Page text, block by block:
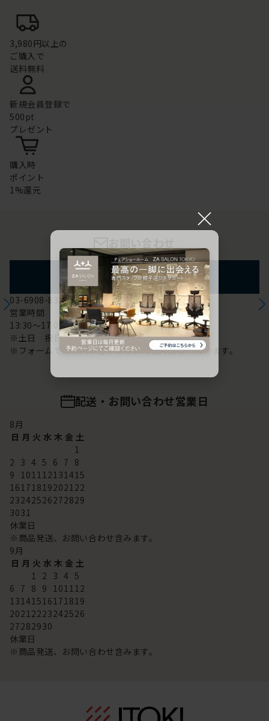
3,980円以上の
ご購入で
送料無料
新規会員登録で
500pt
プレゼント
購入時
ポイント
1%還元
フォームからのお問い合わせ
03-6908-8370
営業時間
13:30～17:00
※土日 祝日は休み
※フォームでのお問い合わせは24時間対応しております。
配送・お問い合わせ営業日
8月
日 月 火 水 木 金 土
1
2 3 4 5 6 7 8
9 101112131415
16171819202122
23242526272829
3031
休業日
※商品発送、お問い合わせ含みます。
9月
日 月 火 水 木 金 土
1 2 3 4 5
6 7 8 9 101112
13141516171819
20212223242526
27282930
休業日
※商品発送、お問い合わせ含みます。
×